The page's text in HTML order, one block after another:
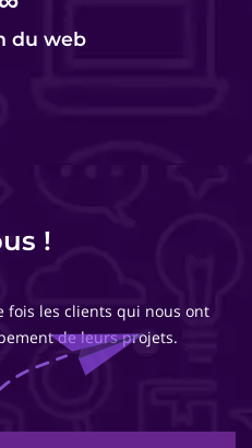
du web
!
fois les clients qui nous ont
de leurs projets.